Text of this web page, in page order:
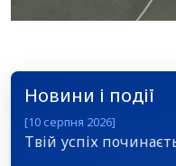
Новини і події
[10 серпня 2026]
Твій успіх